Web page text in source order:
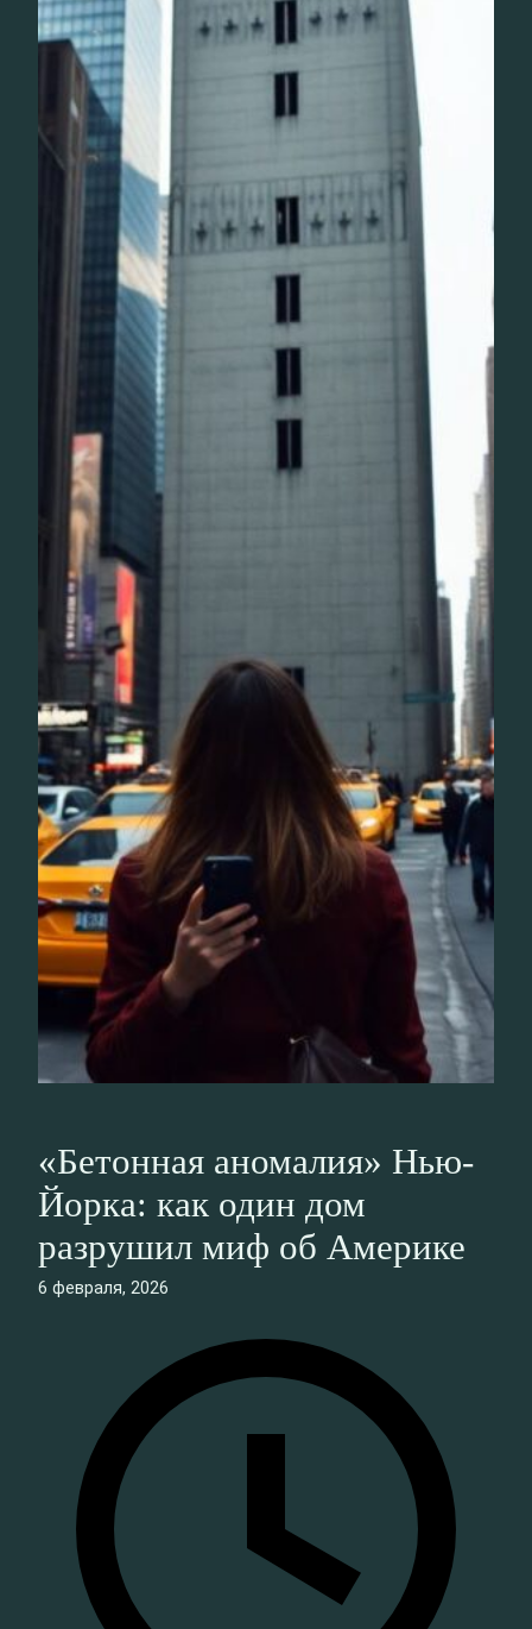
«Бетонная аномалия» Нью-
Йорка: как один дом
разрушил миф об Америке
6 февраля, 2026